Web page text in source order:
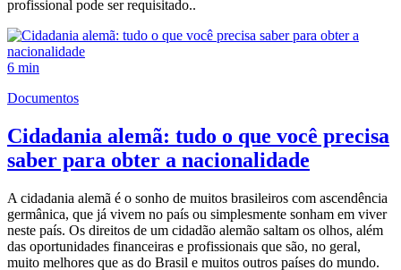
profissional pode ser requisitado..
6 min
Documentos
Cidadania alemã: tudo o que você precisa
saber para obter a nacionalidade
A cidadania alemã é o sonho de muitos brasileiros com ascendência
germânica, que já vivem no país ou simplesmente sonham em viver
neste país. Os direitos de um cidadão alemão saltam os olhos, além
das oportunidades financeiras e profissionais que são, no geral,
muito melhores que as do Brasil e muitos outros países do mundo.